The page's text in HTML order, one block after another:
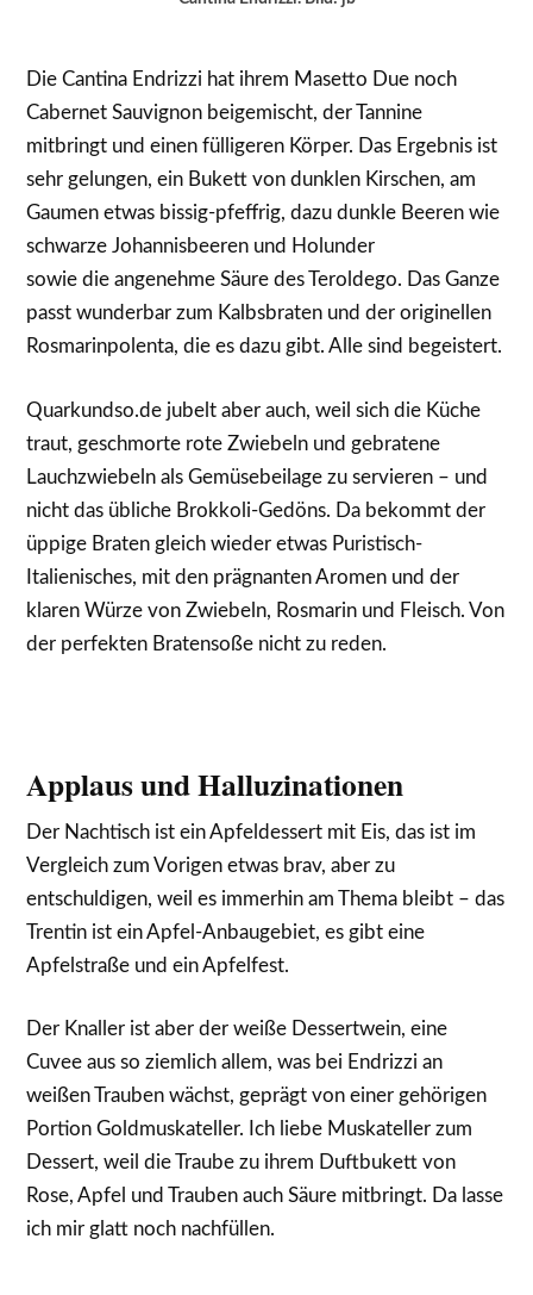
Die Cantina Endrizzi hat ihrem Masetto Due noch
Cabernet Sauvignon beigemischt, der Tannine
mitbringt und einen fülligeren Körper. Das Ergebnis ist
sehr gelungen, ein Bukett von dunklen Kirschen, am
Gaumen etwas bissig-pfeffrig, dazu dunkle Beeren wie
schwarze Johannisbeeren und Holunder
sowie die angenehme Säure des Teroldego. Das Ganze
passt wunderbar zum Kalbsbraten und der originellen
Rosmarinpolenta, die es dazu gibt. Alle sind begeistert.
Quarkundso.de jubelt aber auch, weil sich die Küche
traut, geschmorte rote Zwiebeln und gebratene
Lauchzwiebeln als Gemüsebeilage zu servieren – und
nicht das übliche Brokkoli-Gedöns. Da bekommt der
üppige Braten gleich wieder etwas Puristisch-
Italienisches, mit den prägnanten Aromen und der
klaren Würze von Zwiebeln, Rosmarin und Fleisch. Von
der perfekten Bratensoße nicht zu reden.
Applaus und Halluzinationen
Der Nachtisch ist ein Apfeldessert mit Eis, das ist im
Vergleich zum Vorigen etwas brav, aber zu
entschuldigen, weil es immerhin am Thema bleibt – das
Trentin ist ein Apfel-Anbaugebiet, es gibt eine
Apfelstraße und ein Apfelfest.
Der Knaller ist aber der weiße Dessertwein, eine
Cuvee aus so ziemlich allem, was bei Endrizzi an
weißen Trauben wächst, geprägt von einer gehörigen
Portion Goldmuskateller. Ich liebe Muskateller zum
Dessert, weil die Traube zu ihrem Duftbukett von
Rose, Apfel und Trauben auch Säure mitbringt. Da lasse
ich mir glatt noch nachfüllen.